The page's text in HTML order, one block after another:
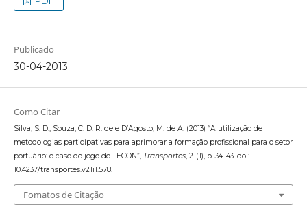
Publicado
30-04-2013
Como Citar
Silva, S. D., Souza, C. D. R. de e D’Agosto, M. de A. (2013) “A utilização de
metodologias participativas para aprimorar a formação profissional para o setor
portuário: o caso do jogo do TECON”, Transportes, 21(1), p. 34–43. doi:
10.4237/transportes.v21i1.578.
Fomatos de Citação